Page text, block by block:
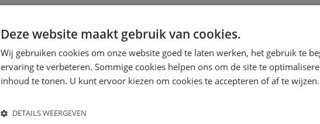
Deze website maakt gebruik van cookies.
Wij gebruiken cookies om onze website goed te laten werken, het gebruik te
ervaring te verbeteren. Sommige cookies helpen ons om de site te
inhoud te tonen. U kunt ervoor kiezen om cookies te accepteren of af te wijzen.
DETAILS WEERGEVEN